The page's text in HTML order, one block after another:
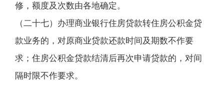
修，额度及次数由各地确定。
（二十七）办理商业银行住房贷款转住房公积金贷
款业务的，对原商业贷款还款时间及期数不作要
求；住房公积金贷款结清后再次申请贷款的，对间
隔时限不作要求。